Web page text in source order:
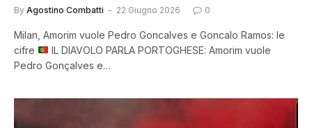
By Agostino Combatti 22 Giugno 2026 0
Milan, Amorim vuole Pedro Goncalves e Goncalo Ramos: le
cifre
IL DIAVOLO PARLA PORTOGHESE: Amorim vuole
Pedro Gonçalves e…